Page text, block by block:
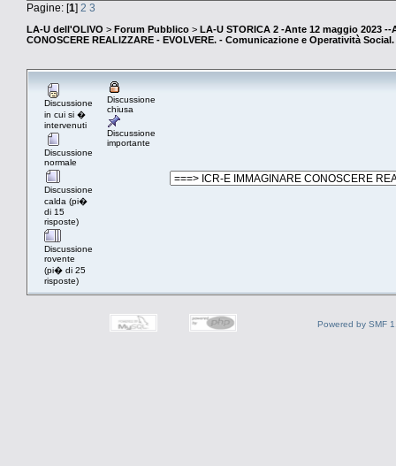
Pagine: [1] 2 3
LA-U dell'OLIVO > Forum Pubblico > LA-U STORICA 2 -Ante 12 maggio 2023 --
CONOSCERE REALIZZARE - EVOLVERE. - Comunicazione e Operatività
Discussione
in cui si �
intervenuti
Discussione
normale
Discussione
calda (pi�
di 15
risposte)
Discussione
rovente
(pi� di 25
risposte)
Discussione
chiusa
Discussione
importante
Powered by SMF